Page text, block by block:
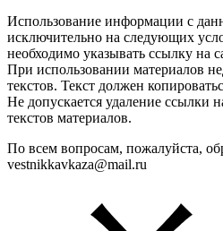
Использование информации с
исключительно на следующих
необходимо указывать ссылку на
При использовании материалов
текстов. Текст должен
Не допускается удаление ссылки
текстов материалов.
По всем вопросам, пожалуйста,
vestnikkavkaza@mail.ru